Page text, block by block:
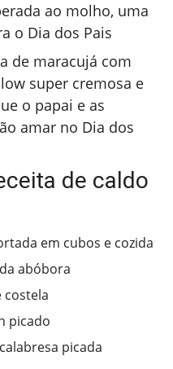
ao molho, uma
o Dia dos Pais
de maracujá com
super cremosa e
o papai e as
amar no Dia dos
de caldo
em cubos e cozida
abóbora
costela
picado
picada